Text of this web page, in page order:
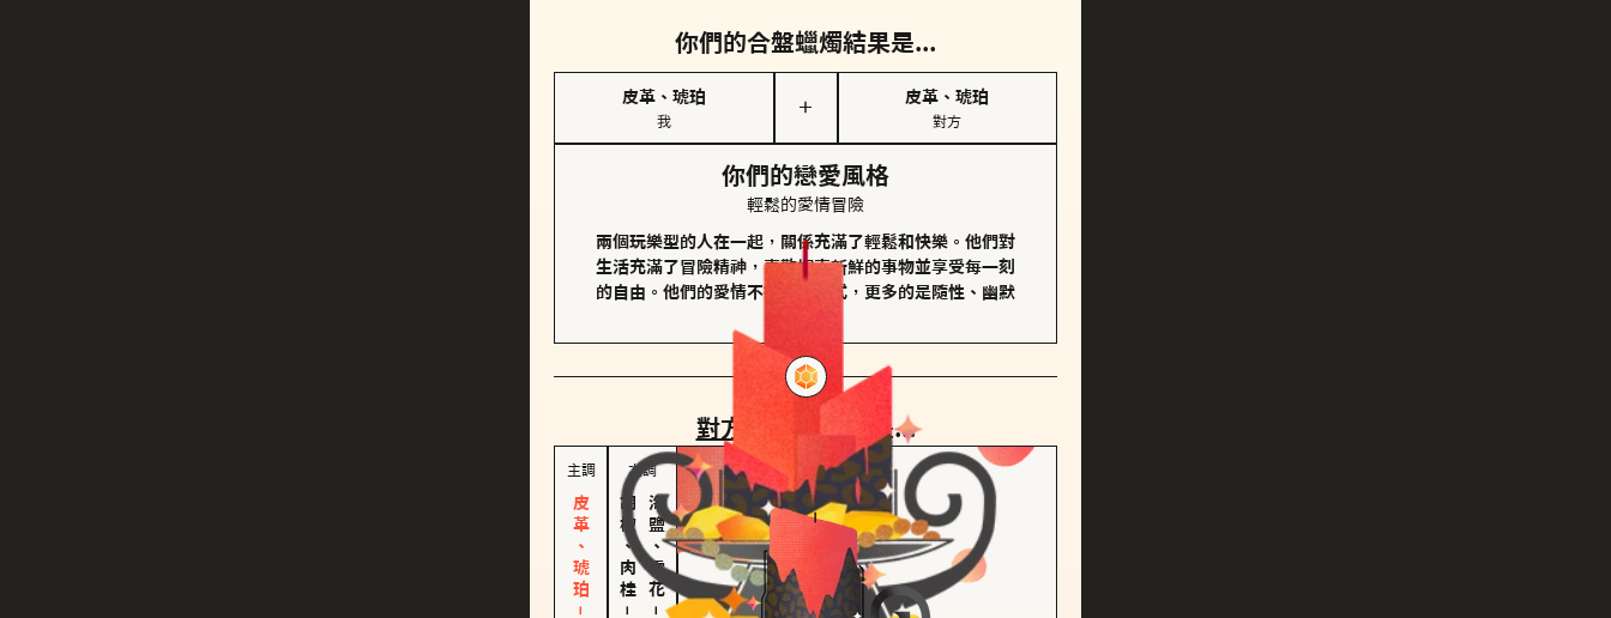
你們的合盤蠟燭結果是...
皮革、琥珀
我
＋
皮革、琥珀
對方
你們的戀愛風格
輕鬆的愛情冒險
兩個玩樂型的人在一起，關係充滿了輕鬆和快樂。他們對
生活充滿了冒險精神，喜歡探索新鮮的事物並享受每一刻
的自由。他們的愛情不拘泥於形式，更多的是隨性、幽默
對方 的主調蠟燭是...
主調 次調
胡椒、肉桂
－
海鹽、雪花
－